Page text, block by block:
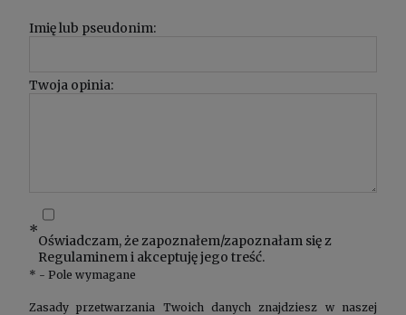
Imię lub pseudonim:
Twoja opinia:
*
Oświadczam, że zapoznałem/zapoznałam się z
Regulaminem i akceptuję jego treść.
* - Pole wymagane
Zasady przetwarzania Twoich danych znajdziesz w naszej